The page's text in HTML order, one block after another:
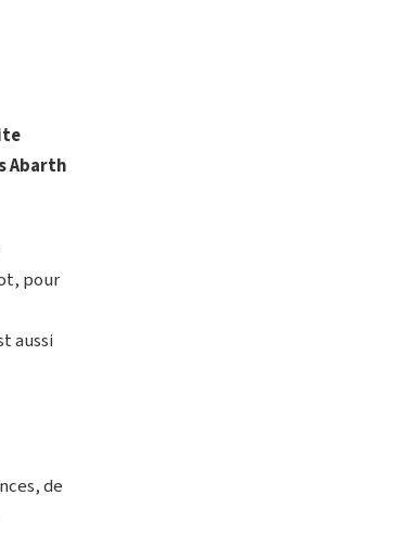
Abarth
pour
aussi
de